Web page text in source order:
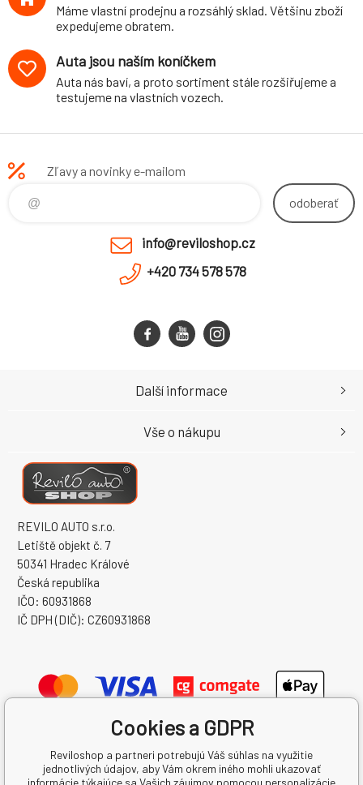
Máme vlastní prodejnu a rozsáhlý sklad. Většinu zboží
expedujeme obratem.
Auta jsou naším koníčkem
Auta nás baví, a proto sortiment stále rozšiřujeme a
testujeme na vlastních vozech.
Zľavy a novinky e-mailom
odoberať
info@reviloshop.cz
+420 734 578 578
REVILO AUTO s.r.o.
Letiště objekt č. 7
50341 Hradec Králové
Česká republika
IČO: 60931868
IČ DPH (DIČ): CZ60931868
Další informace
Vše o nákupu
Cookies a GDPR
Reviloshop a partneri potrebujú Váš súhlas na využitie
jednotlivých údajov, aby Vám okrem iného mohli ukazovať
informácie týkajúce sa Vašich záujmov pomocou personalizácie